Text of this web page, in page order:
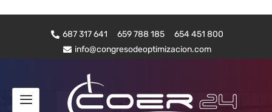
687 317 641 659 788 185
654 451 800
info@congresodeoptimizacion.com